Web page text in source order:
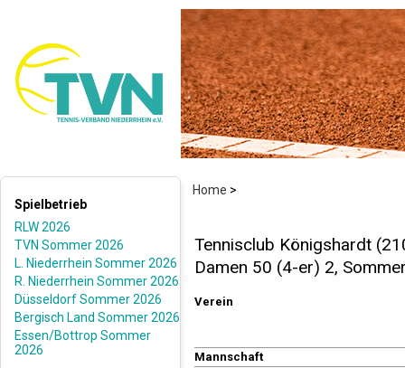
Home >
Spielbetrieb
RLW 2026
TVN Sommer 2026
L. Niederrhein Sommer 2026
R. Niederrhein Sommer 2026
Düsseldorf Sommer 2026
Bergisch Land Sommer 2026
Essen/Bottrop Sommer
2026
Tennisclub Königshardt
Damen 50 (4-er) 2,
Verein
Mannschaft